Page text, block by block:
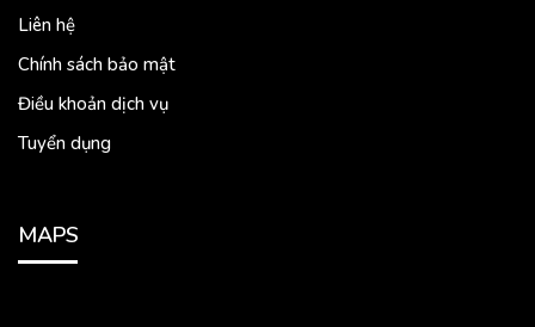
Liên hệ
Chính sách bảo mật
Điều khoản dịch vụ
Tuyển dụng
MAPS